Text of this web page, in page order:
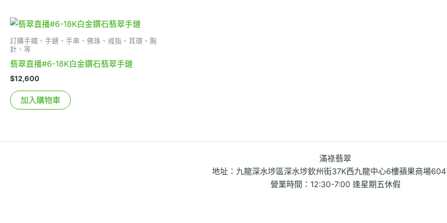
訂購手鐲、手鏈、手串、佛珠、戒指、耳環、胸
針、等
翡翠直播#6-18K白金鑽石翡翠手鏈
$12,600
加入購物車
滿祿翡翠
地址：九龍深水埗區深水埗欽州街37K西九龍中心6樓蘋果商場
營業時間：12:30-7:00 逢星期五休假